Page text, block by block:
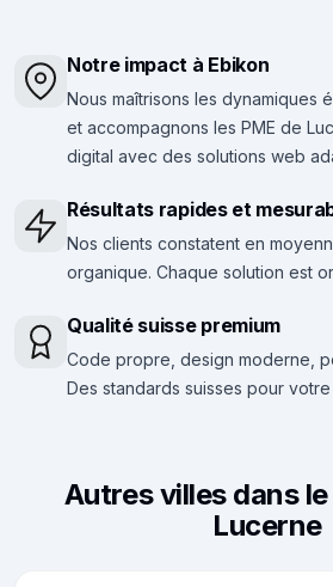
Notre impact à Ebikon
Nous maîtrisons les dynamiques
et accompagnons les PME de
digital avec des solutions web
Résultats rapides et
Nos clients constatent en
organique. Chaque solution est
Qualité suisse premium
Code propre, design moderne,
Des standards suisses pour
Autres villes dans
Lucerne